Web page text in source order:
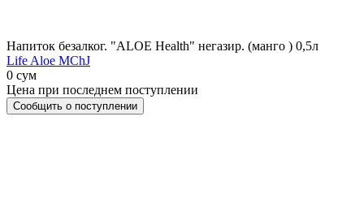
Напиток безалког. "ALOE Health" негазир. (манго ) 0,5л
Life Aloe MChJ
0 сум
Цена при последнем поступлении
Сообщить о поступлении